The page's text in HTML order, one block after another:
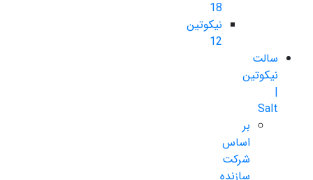
18
نیکوتین
12
سالت
نیکوتین
|
Salt
بر
اساس
شرکت
سازنده